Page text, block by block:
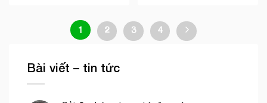
1 2 3 4
Bài viết – tin tức